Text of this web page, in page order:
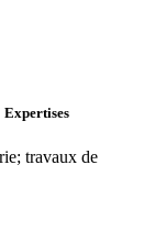
Expertises
travaux de